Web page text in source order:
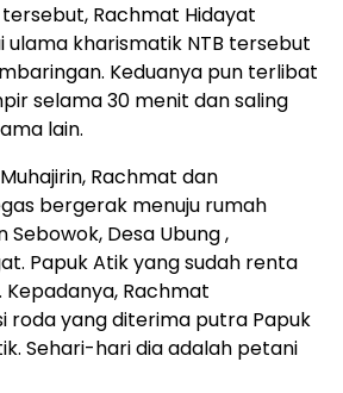
Rachmat Hidayat
ulama kharismatik NTB tersebut
Keduanya pun terlibat
selama 30 menit dan saling
lain.
Rachmat dan
bergerak menuju rumah
Sebowok, Desa Ubung ,
Papuk Atik yang sudah renta
Rachmat
roda yang diterima putra Papuk
Sehari-hari dia adalah petani